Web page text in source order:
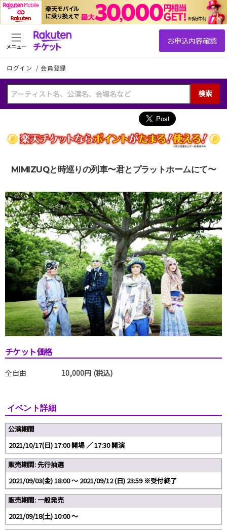
ログイン /会員登録
検索
メニュー
MIMIZUQと時巡りの列車〜君とプラットホームにて〜
チケット価格
全自由 10,000円 (税込)
イベント詳細
公演期間
2021/10/17(日) 17:00 開場 ／ 17:30 開演
販売期間: 先行抽選
2021/09/03(金) 18:00 〜 2021/09/12 (日) 23:59 ※受付終了
販売期間: 一般発売
2021/09/18(土) 10:00 〜